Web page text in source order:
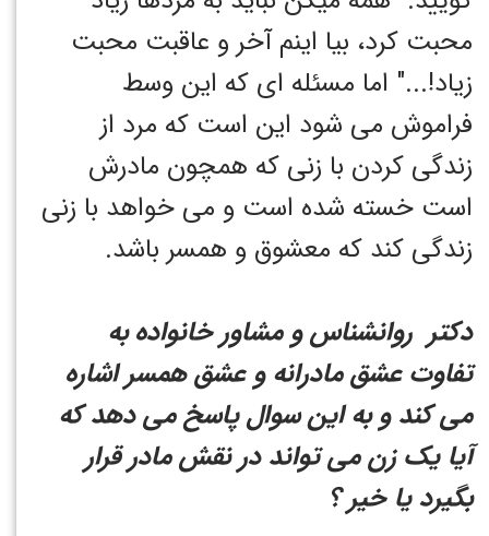
محبت کرد، بیا اینم آخر و عاقبت محبت
زیاد!..." اما مسئله ای که این وسط
فراموش می شود این است که مرد از
زندگی کردن با زنی که همچون مادرش
است خسته شده است و می خواهد با زنی
زندگی کند که معشوق و همسر باشد.
دکتر روانشناس و مشاور خانواده به
تفاوت عشق مادرانه و عشق همسر اشاره
می کند و به این سوال پاسخ می دهد که
آیا یک زن می تواند در نقش مادر قرار
بگیرد یا خیر ؟